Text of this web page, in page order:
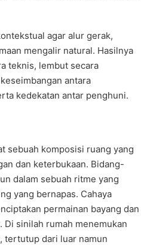
agar alur gerak,
mengalir natural. Hasilnya
teknis, lembut secara
antara
kedekatan antar penghuni.
sebuah komposisi ruang yang
dan keterbukaan. Bidang-
dalam sebuah ritme yang
yang bernapas. Cahaya
permainan bayang dan
Di sinilah rumah menemukan
tertutup dari luar namun